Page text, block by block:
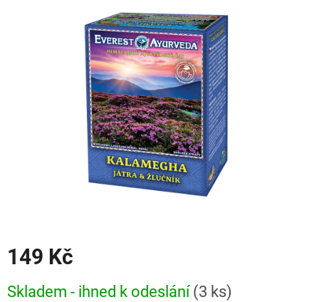
149 Kč
cena:
Skladem - ihned k odeslání (3 ks)